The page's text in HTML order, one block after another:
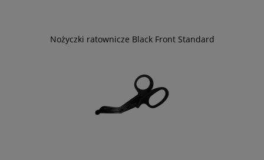
Nożyczki ratownicze Black Front Standard